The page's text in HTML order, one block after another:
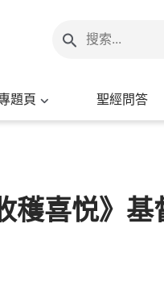
題頁 聖經問答
穫喜悦》